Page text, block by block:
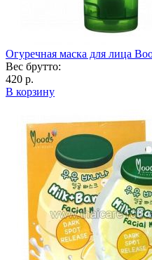
Огуречная маска для лица
Вес брутто:
420 р.
В корзину